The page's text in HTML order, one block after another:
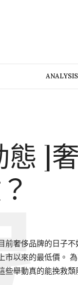
ANALYSIS
態 ]
前奢侈品牌的日子
市以來的最低價。
些舉動真的能挽救